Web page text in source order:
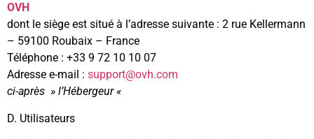
OVH
dont le siège est situé à l’adresse suivante : 2 rue Kellermann
– 59100 Roubaix – France
Téléphone : +33 9 72 10 10 07
Adresse e-mail : support@ovh.com
ci-après » l’Hébergeur «
D. Utilisateurs